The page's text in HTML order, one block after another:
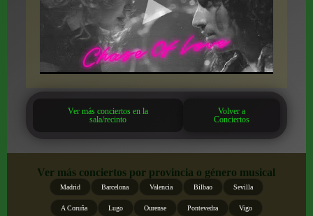
Ver más conciertos en la
sala/recinto
Volver a
Conciertos
Ver más conciertos por provincia o género musical
Madrid Barcelona Valencia Bilbao Sevilla
A Coruña Lugo Ourense Pontevedra Vigo